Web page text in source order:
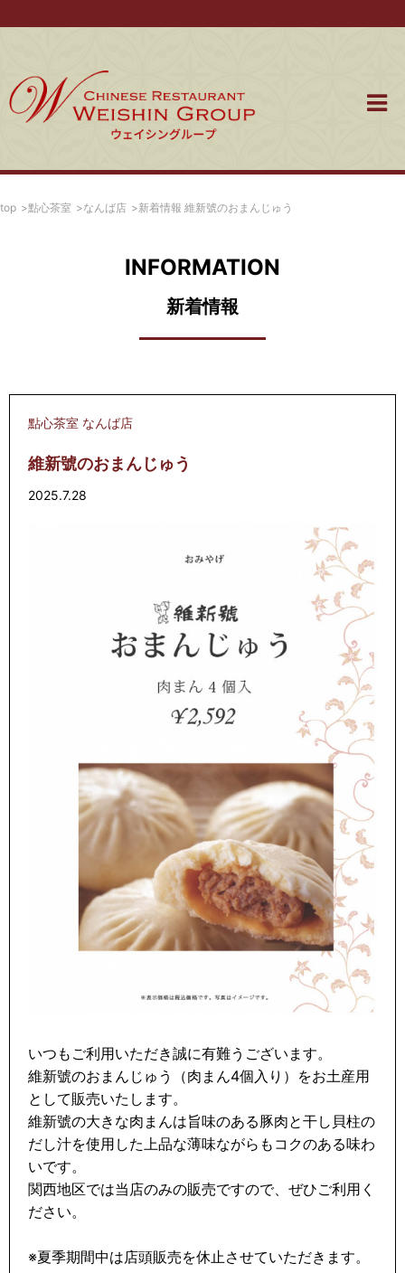
top 點心茶室 なんば店 新着情報 維新號のおまんじゅう
INFORMATION
新着情報
點心茶室 なんば店
維新號のおまんじゅう
2025.7.28
いつもご利用いただき誠に有難うございます。
維新號のおまんじゅう（肉まん4個入り）をお土産用
として販売いたします。
維新號の大きな肉まんは旨味のある豚肉と干し貝柱の
だし汁を使用した上品な薄味ながらもコクのある味わ
いです。
関西地区では当店のみの販売ですので、ぜひご利用く
ださい。
※夏季期間中は店頭販売を休止させていただきます。